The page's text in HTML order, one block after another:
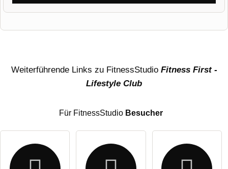
Weiterführende Links zu FitnessStudio Fitness First -
Lifestyle Club
Für FitnessStudio Besucher